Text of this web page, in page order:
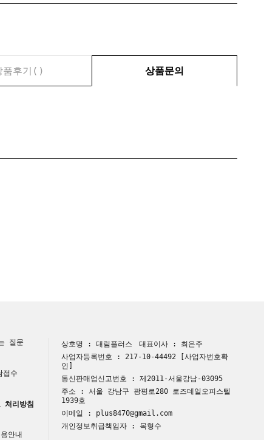
품후기( ) 상품문의
질문
접수
처리방침
안내
상호명 : 대림플러스
대표이사 : 최은주
사업자등록번호 : 217-10-44492
[사업자번호확
인]
통신판매업신고번호 : 제2011-서울강남-03095
주소 : 서울 강남구 광평로280 로즈데일오피스텔
1939호
이메일 : plus8470@gmail.com
개인정보취급책임자 : 목형수